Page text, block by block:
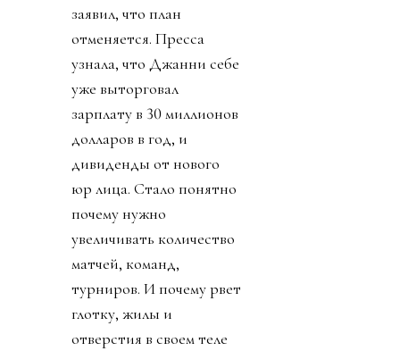
заявил, что план
отменяется. Пресса
узнала, что Джанни себе
уже выторговал
зарплату в 30 миллионов
долларов в год, и
дивиденды от нового
юр лица. Стало понятно
почему нужно
увеличивать количество
матчей, команд,
турниров. И почему рвет
глотку, жилы и
отверстия в своем теле